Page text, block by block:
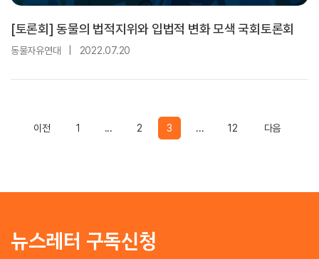
[토론회] 동물의 법적지위와 입법적 변화 모색 국회토론회
동물자유연대 2022.07.20
이전Previous
1 ... 2 3 ... 12 다음Previous
뉴스레터 구독신청